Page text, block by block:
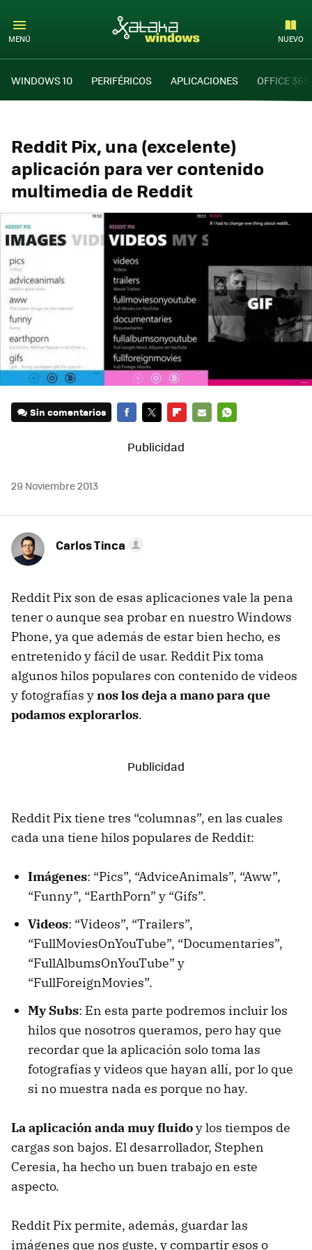
MENÚ NUEVO
WINDOWS 10 PERIFÉRICOS APLICACIONES OFFICE 365
Reddit Pix, una (excelente)
aplicación para ver contenido
multimedia de Reddit
Sin comentarios
29 Noviembre 2013
Carlos Tinca
Reddit Pix son de esas aplicaciones vale la pena
tener o aunque sea probar en nuestro Windows
Phone, ya que además de estar bien hecho, es
entretenido y fácil de usar. Reddit Pix toma
algunos hilos populares con contenido de videos
y fotografías ynos los deja a mano para que
podamos explorarlos.
Reddit Pix tiene tres “columnas”, en las cuales
cada una tiene hilos populares de Reddit:
Imágenes: “Pics”, “AdviceAnimals”, “Aww”,
“Funny”, “EarthPorn” y “Gifs”.
Videos: “Videos”, “Trailers”,
“FullMoviesOnYouTube”, “Documentaries”,
“FullAlbumsOnYouTube” y
“FullForeignMovies”.
My Subs: En esta parte podremos incluir los
hilos que nosotros queramos, pero hay que
recordar que la aplicación solo toma las
fotografías y videos que hayan allí, por lo que
si no muestra nada es porque no hay.
La aplicación anda muy fluidoy los tiempos de
cargas son bajos. El desarrollador, Stephen
Ceresia, ha hecho un buen trabajo en este
aspecto.
Reddit Pix permite, además, guardar las
imágenes que nos guste, y compartir esos o